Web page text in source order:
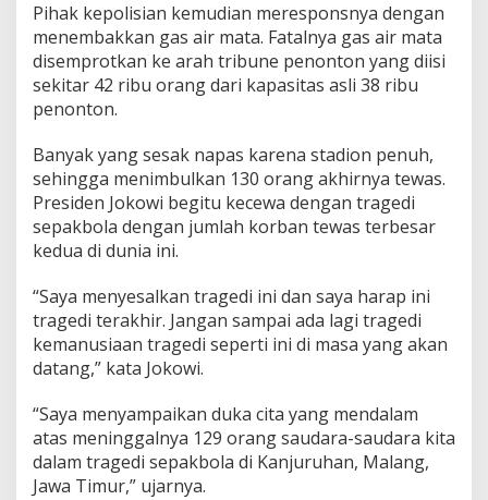
Pihak kepolisian kemudian meresponsnya dengan
menembakkan gas air mata. Fatalnya gas air mata
disemprotkan ke arah tribune penonton yang diisi
sekitar 42 ribu orang dari kapasitas asli 38 ribu
penonton.
Banyak yang sesak napas karena stadion penuh,
sehingga menimbulkan 130 orang akhirnya tewas.
Presiden Jokowi begitu kecewa dengan tragedi
sepakbola dengan jumlah korban tewas terbesar
kedua di dunia ini.
“Saya menyesalkan tragedi ini dan saya harap ini
tragedi terakhir. Jangan sampai ada lagi tragedi
kemanusiaan tragedi seperti ini di masa yang akan
datang,” kata Jokowi.
“Saya menyampaikan duka cita yang mendalam
atas meninggalnya 129 orang saudara-saudara kita
dalam tragedi sepakbola di Kanjuruhan, Malang,
Jawa Timur,” ujarnya.